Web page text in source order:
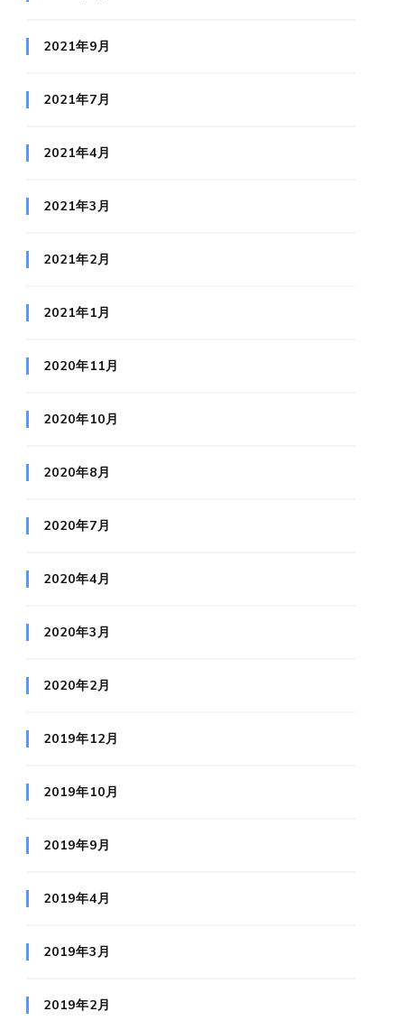
2021年9月
2021年7月
2021年4月
2021年3月
2021年2月
2021年1月
2020年11月
2020年10月
2020年8月
2020年7月
2020年4月
2020年3月
2020年2月
2019年12月
2019年10月
2019年9月
2019年4月
2019年3月
2019年2月